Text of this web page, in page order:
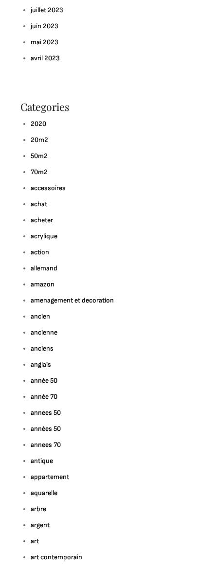
juillet 2023
juin 2023
mai 2023
avril 2023
Categories
2020
20m2
50m2
70m2
accessoires
achat
acheter
acrylique
action
allemand
amazon
amenagement et decoration
ancien
ancienne
anciens
anglais
année 50
année 70
annees 50
années 50
annees 70
antique
appartement
aquarelle
arbre
argent
art
art contemporain